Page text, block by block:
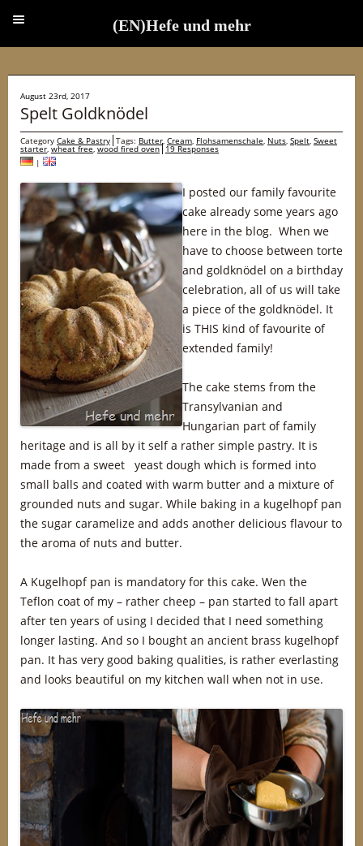
August 23rd, 2017
Spelt Goldknödel
Category Cake & Pastry Tags: Butter, Cream, Flohsamenschale, Nuts, Spelt, Sweet
starter,wheat free,wood fired oven 19 Responses
|
I posted our family favourite
cake already some years ago
here in the blog. When we
have to choose between torte
and goldknödel on a birthday
celebration, all of us will take
a piece of the goldknödel. It
is THIS kind of favourite of
extended family!
The cake stems from the
Transylvanian and
Hungarian part of family
heritage and is all by it self a rather simple pastry. It is
made from a sweet yeast dough which is formed into
small balls and coated with warm butter and a mixture of
grounded nuts and sugar. While baking in a kugelhopf pan
the sugar caramelize and adds another delicious flavour to
the aroma of nuts and butter.
A Kugelhopf pan is mandatory for this cake. Wen the
Teflon coat of my – rather cheep – pan started to fall apart
after ten years of using I decided that I need something
longer lasting. And so I bought an ancient brass kugelhopf
pan. It has very good baking qualities, is rather everlasting
and looks beautiful on my kitchen wall when not in use.
(EN)Hefe und mehr
(EN)Hefe und mehr